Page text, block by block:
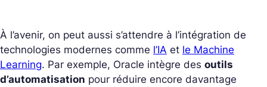
À l’avenir, on peut aussi s’attendre à l’intégration de
technologies modernes comme l’IA et le Machine
Learning. Par exemple, Oracle intègre des outils
d’automatisation pour réduire encore davantage